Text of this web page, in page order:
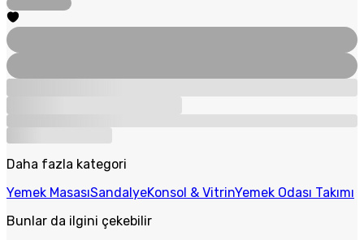
Daha fazla kategori
Yemek MasasıSandalyeKonsol & VitrinYemek Odası Takımı
Bunlar da ilgini çekebilir